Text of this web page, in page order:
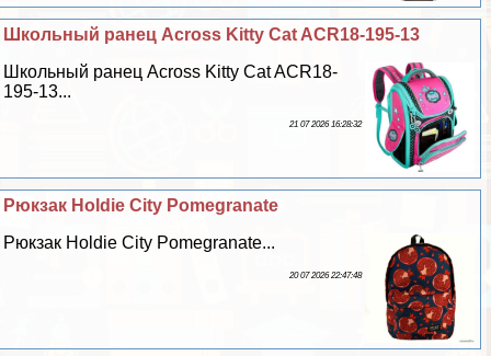
Школьный ранец Across Kitty Cat ACR18-195-13
Школьный ранец Across Kitty Cat ACR18-
195-13...
21 07 2026 16:28:32
Рюкзак Holdie City Pomegranate
Рюкзак Holdie City Pomegranate...
20 07 2026 22:47:48